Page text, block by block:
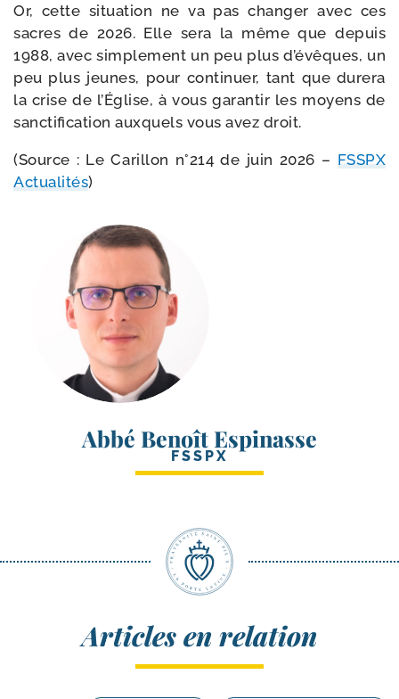
Or, cette situa­tion ne va pas chan­ger avec ces
sacres de 2026. Elle sera la même que depuis
1988, avec sim­ple­ment un peu plus d’é­vêques, un
peu plus jeunes, pour conti­nuer, tant que dure­ra
la crise de l’Église, à vous garan­tir les moyens de
sanc­ti­fi­ca­tion aux­quels vous avez droit.
(Source : Le Carillon n°214 de juin 2026 – FSSPX
Actualités)
Abbé Benoît Espinasse
FSSPX
Articles en relation